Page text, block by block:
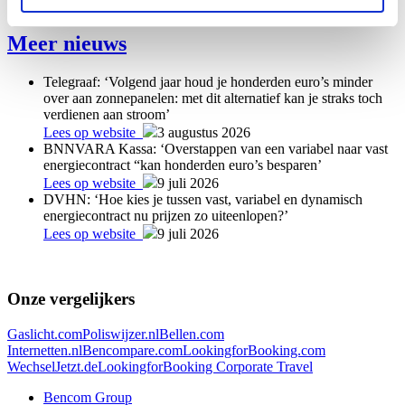
Meer nieuws
Telegraaf: ‘Volgend jaar houd je honderden euro’s minder
over aan zonnepanelen: met dit alternatief kan je straks toch
verdienen aan stroom’
Lees op website
3 augustus 2026
BNNVARA Kassa: ‘Overstappen van een variabel naar vast
energiecontract “kan honderden euro’s besparen’
Lees op website
9 juli 2026
DVHN: ‘Hoe kies je tussen vast, variabel en dynamisch
energiecontract nu prijzen zo uiteenlopen?’
Lees op website
9 juli 2026
Onze vergelijkers
Gaslicht.comPoliswijzer.nlBellen.com
Internetten.nlBencompare.comLookingforBooking.com
WechselJetzt.deLookingforBooking Corporate Travel
Bencom Group